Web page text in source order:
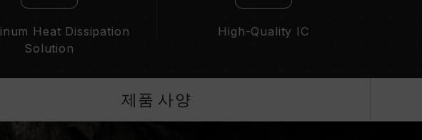
못할 수 있으며, 최종 작동 주파수는 시스템 설정 및 하드웨어 사양
니다. 오버클럭으로 인한 시스템 불안정이 생길 경우 BIOS 기본값으
주파수는 달성 가능한 최대 주파수이며, 모든 시스템에서 도달하지
Heat Dissipation
Solution
High-Quality IC
제품 사양